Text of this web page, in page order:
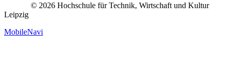
© 2026 Hochschule für Technik, Wirtschaft und Kultur
Leipzig
MobileNavi